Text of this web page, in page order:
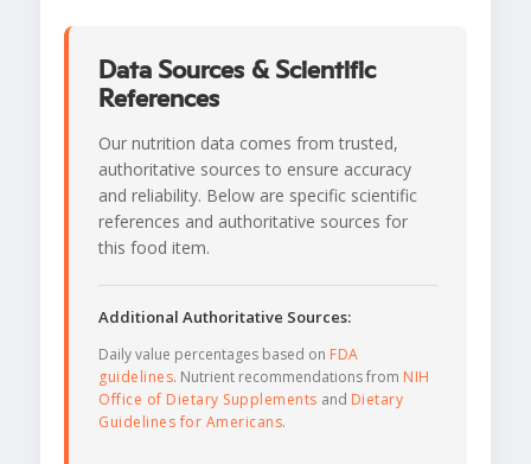
Data Sources & Scientific
References
Our nutrition data comes from trusted,
authoritative sources to ensure accuracy
and reliability. Below are specific scientific
references and authoritative sources for
this food item.
Additional Authoritative Sources:
Daily value percentages based on FDA
guidelines. Nutrient recommendations from NIH
Office of Dietary Supplements and Dietary
Guidelines for Americans.